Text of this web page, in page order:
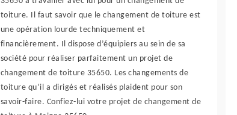
toiture. Il faut savoir que le changement de toiture est
une opération lourde techniquement et
financièrement. Il dispose d’équipiers au sein de sa
société pour réaliser parfaitement un projet de
changement de toiture 35650. Les changements de
toiture qu’il a dirigés et réalisés plaident pour son
savoir-faire. Confiez-lui votre projet de changement de